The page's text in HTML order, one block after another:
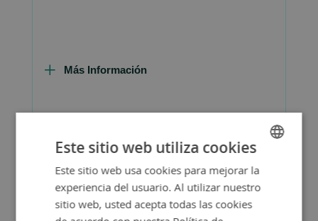
Más Información
Consejos de Compra Producto
SPANISH
ENGLISH
Este sitio web utiliza cookies
Este sitio web usa cookies para mejorar la
experiencia del usuario. Al utilizar nuestro
sitio web, usted acepta todas las cookies